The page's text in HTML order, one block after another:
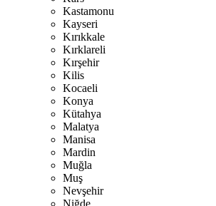
Kastamonu
Kayseri
Kırıkkale
Kırklareli
Kırşehir
Kilis
Kocaeli
Konya
Kütahya
Malatya
Manisa
Mardin
Muğla
Muş
Nevşehir
Niğde